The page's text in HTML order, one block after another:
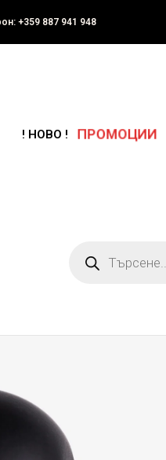
+359 887 941 948
! НОВО ! ПРОМОЦИИ